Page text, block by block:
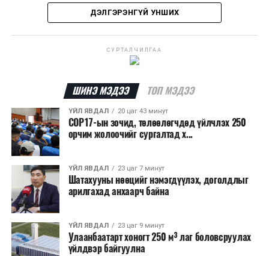
Албаныхны мэдээлснээр түймрийн нэг голомтыг
шатаасан гэх үндэслэлээр эрүүгийн хэрэг үүсгэн
шалтгааныг үргэлжлүүлэн тогтоож байгаа бөгөөд
аянгын улмаас үүсээгүй гэж үзэж байгаа аж.
Одоогоор АНУ даяар 13 мужид 90 гаруй томоохон ой,
хээрийн түймэр идэвхтэй үргэлжилж байгаагийн
талаас илүү нь Орегон болон Вашингтон мужид
бүртгэгдсэн байна. Цаг уурын байгууллагууд ойрын
өдрүүдэд агаарын температур дахин огцом
нэмэгдэж, хуурайшилт эрчимжих төлөвтэй байгааг
анхааруулсан бөгөөд энэ нь гал унтраах ажиллагаанд
шинэ сорилт учруулж болзошгүйг онцолжээ.
ДЭЛГЭРЭНГҮЙ УНШИХ
СУРТАЛЧИЛГАА
ШИНЭ МЭДЭЭ ТОП МЭДЭЭ
ҮЙЛ ЯВДАЛ 20 цаг 43 минут
COP17-ын зочид, төлөөлөгчдөд үйлчлэх 250
орчим жолоочийг сургалтад х...
ҮЙЛ ЯВДАЛ 23 цаг 7 минут
Шатахууны нөөцийг нэмэгдүүлэх, доголдлыг
арилгахад анхаарч байна
ҮЙЛ ЯВДАЛ 23 цаг 9 минут
Улаанбаатарт хоногт 250 м³ лаг боловсруулах
үйлдвэр байгуулна